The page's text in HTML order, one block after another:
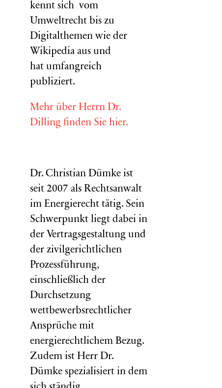
kennt sich vom
Umweltrecht bis zu
Digitalthemen wie der
Wikipedia aus und
hat umfangreich
publiziert.
Mehr über Herrn Dr.
Dilling finden Sie hier.
Dr. Christian Dümke ist
seit 2007 als Rechtsanwalt
im Energierecht tätig. Sein
Schwerpunkt liegt dabei in
der Vertragsgestaltung und
der zivilgerichtlichen
Prozessführung,
einschließlich der
Durchsetzung
wettbewerbsrechtlicher
Ansprüche mit
energierechtlichem Bezug.
Zudem ist Herr Dr.
Dümke spezialisiert in dem